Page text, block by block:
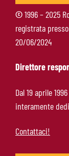
©1996 – 2025
registrata
20/06/2024
Direttore
Dal 19 aprile
interamente
Contattaci!